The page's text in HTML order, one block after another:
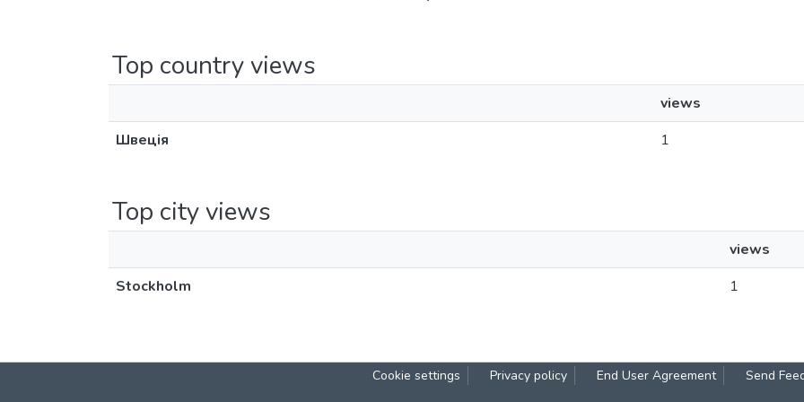
Top country views
views
Швеція
1
Top city views
views
Stockholm
1
Cookie settings Privacy policy End User Agreement Send